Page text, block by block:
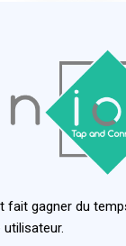
fait gagner du